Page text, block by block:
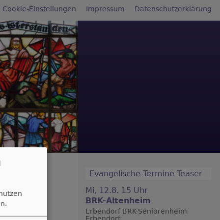
Cookie-Einstellungen Impressum Datenschutzerklärung
Evangelische-Termine Teaser
Mi, 12.8. 15 Uhr
BRK-Altenheim
Erbendorf BRK-Seniorenheim